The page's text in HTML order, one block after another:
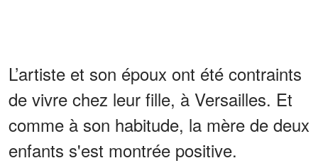
L’artiste et son époux ont été contraints
de vivre chez leur fille, à Versailles. Et
comme à son habitude, la mère de deux
enfants s'est montrée positive.